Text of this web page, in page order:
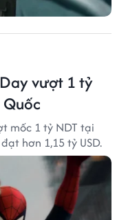
vượt 1 tỷ
mốc 1 tỷ NDT tại
hơn 1,15 tỷ USD.